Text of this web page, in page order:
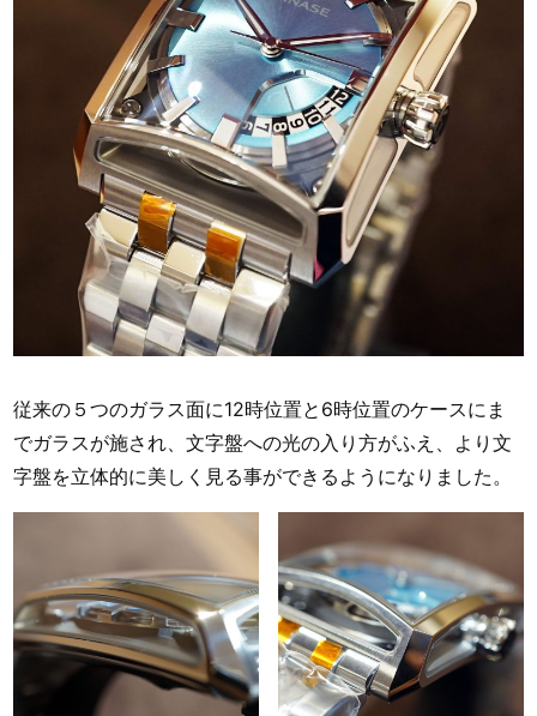
従来の５つのガラス面に12時位置と6時位置のケースにま
でガラスが施され、文字盤への光の入り方がふえ、より文
字盤を立体的に美しく見る事ができるようになりました。